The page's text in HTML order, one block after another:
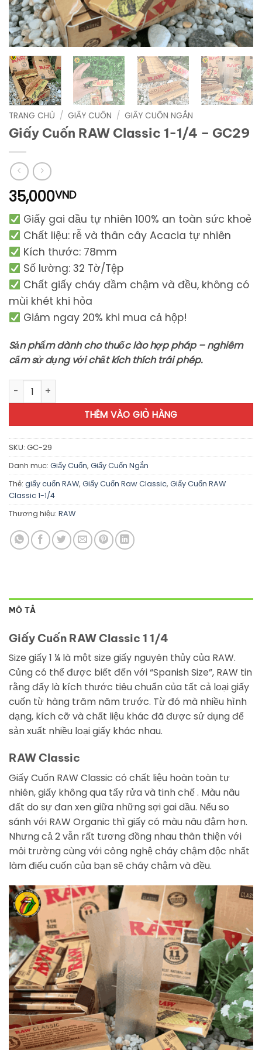
TRANG CHỦ / GIẤY CUỐN / GIẤY CUỐN NGẮN
Giấy Cuốn RAW Classic 1-1/4 – GC29
35,000VND
Giấy gai dầu tự nhiên 100% an toàn sức khoẻ
Chất liệu: rễ và thân cây Acacia tự nhiên
Kích thước: 78mm
Số lường: 32 Tờ/Tệp
Chất giấy cháy đầm chậm và đều, không có
mùi khét khi hỏa
Giảm ngay 20% khi mua cả hộp!
Sản phẩm dành cho thuốc lào hợp pháp – nghiêm
cấm sử dụng với chất kích thích trái phép.
Giấy Cuốn RAW Classic 1-1/4 - GC29 số lượng
THÊM VÀO GIỎ HÀNG
SKU: GC-29
Danh mục: Giấy Cuốn, Giấy Cuốn Ngắn
Thẻ: giấy cuốn RAW, Giấy Cuốn Raw Classic, Giấy Cuốn RAW
Classic 1-1/4
Thương hiệu: RAW
MÔ TẢ
Giấy Cuốn RAW Classic 1 1/4
Size giấy 1 ¼ là một size giấy nguyên thủy của RAW.
Củng có thể được biết đến với “Spanish Size”, RAW tin
rằng đấy là kích thước tiêu chuẩn của tất cả loại giấy
cuốn từ hàng trăm năm trước. Từ đó mà nhiều hình
dạng, kích cỡ và chất liệu khác đã được sử dụng để
sản xuất nhiều loại giấy khác nhau.
RAW Classic
Giấy Cuốn RAW Classic có chất liệu hoàn toàn tự
nhiên, giấy không qua tẩy rửa và tinh chế . Màu nâu
đất do sự đan xen giữa những sợi gai dầu. Nếu so
sánh với RAW Organic thì giấy có màu nâu đậm hơn.
Nhưng cả 2 vẫn rất tương đồng nhau thân thiện với
môi trường cùng với công nghệ cháy chậm độc nhất
làm điếu cuốn của bạn sẽ cháy chậm và đều.